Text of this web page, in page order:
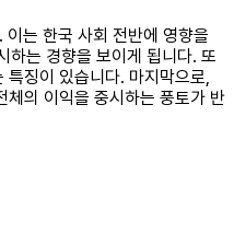
는 한국 사회 전반에 영향을
하는 경향을 보이게 됩니다. 또
징이 있습니다. 마지막으로,
체의 이익을 중시하는 풍토가 반